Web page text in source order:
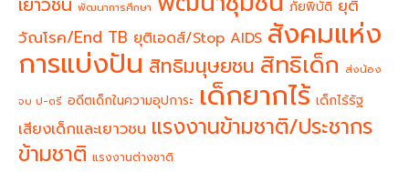
พัฒนาการศึกษา ภัยพิบัติ ยุติ
วัณโรค/End TB ยุติเอดส์/Stop AIDS สังคมแห่ง
การแบ่งปัน สิทธิมนุษยชน สิทธิเด็ก ส่งน้อง
จบ ป-ตรี อดีตเด็กในความอุปการะ เด็กยากไร้ เด็กไร้รัฐ
เสียงเด็กและเยาวชน แรงงานข้ามชาติ/ประชากร
ข้ามชาติ แรงงานต่างชาติ